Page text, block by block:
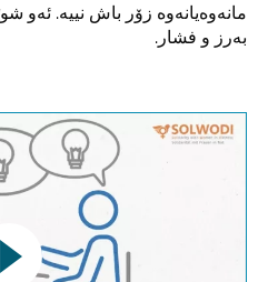
مانەوەیانەوە زۆر باش نییە. ئەو
بەرز و فشار.